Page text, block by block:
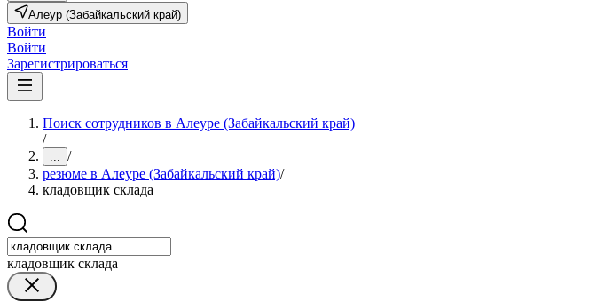
Алеур (Забайкальский край)
Войти
Войти
Зарегистрироваться
Поиск сотрудников в Алеуре (Забайкальский край)
/
... /
резюме в Алеуре (Забайкальский край)/
кладовщик склада
кладовщик склада